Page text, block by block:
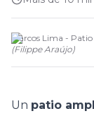
Marcos Lima -
(Filippe Araújo)
Un patio